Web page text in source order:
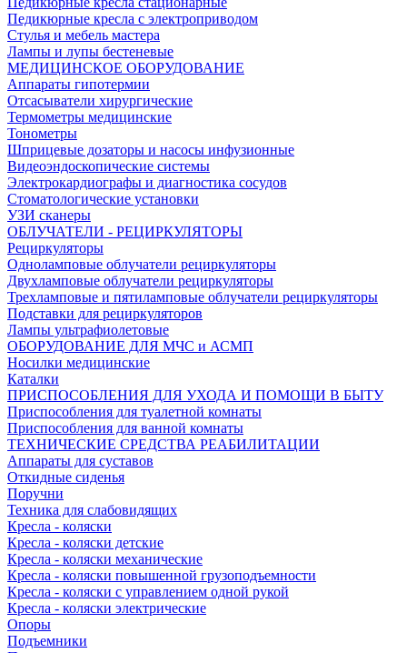
Педикюрные кресла с электроприводом
Стулья и мебель мастера
Лампы и лупы бестеневые
МЕДИЦИНСКОЕ ОБОРУДОВАНИЕ
Аппараты гипотермии
Отсасыватели хирургические
Термометры медицинские
Тонометры
Шприцевые дозаторы и насосы инфузионные
Видеоэндоскопические системы
Электрокардиографы и диагностика сосудов
Стоматологические установки
УЗИ сканеры
ОБЛУЧАТЕЛИ - РЕЦИРКУЛЯТОРЫ
Рециркуляторы
Одноламповые облучатели рециркуляторы
Двухламповые облучатели рециркуляторы
Трехламповые и пятиламповые облучатели рециркуляторы
Подставки для рециркуляторов
Лампы ультрафиолетовые
ОБОРУДОВАНИЕ ДЛЯ МЧС и АСМП
Носилки медицинские
Каталки
ПРИСПОСОБЛЕНИЯ ДЛЯ УХОДА И ПОМОЩИ В БЫТУ
Приспособления для туалетной комнаты
Приспособления для ванной комнаты
ТЕХНИЧЕСКИЕ СРЕДСТВА РЕАБИЛИТАЦИИ
Аппараты для суставов
Откидные сиденья
Поручни
Техника для слабовидящих
Кресла - коляски
Кресла - коляски детские
Кресла - коляски механические
Кресла - коляски повышенной грузоподъемности
Кресла - коляски с управлением одной рукой
Кресла - коляски электрические
Опоры
Подъемники